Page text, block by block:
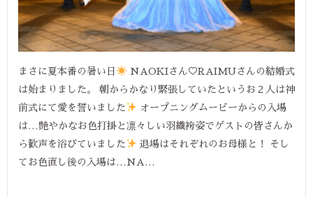
まさに夏本番の暑い日
NAOKIさん♡RAIMUさんの結婚式
は始まりました。 朝からかなり緊張していたというお２人は神
前式にて愛を誓いました
オープニングムービーからの入場
は…艶やかなお色打掛と凛々しい羽織袴姿でゲストの皆さんか
ら歓声を浴びていました
退場はそれぞれのお母様と！ そし
てお色直し後の入場は…NA…